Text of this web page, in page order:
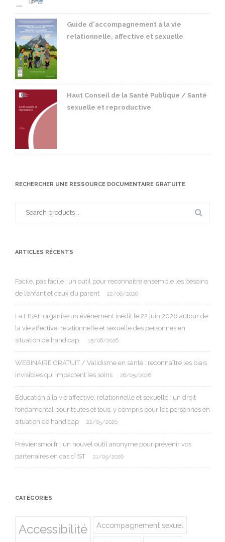
Guide d'accompagnement à la vie
relationnelle, affective et sexuelle
Haut Conseil de la Santé Publique / Santé
sexuelle et reproductive
RECHERCHER UNE RESSOURCE DOCUMENTAIRE GRATUITE
ARTICLES RÉCENTS
Facile, pas facile : un outil pour reconnaître ensemble les besoins
de l’enfant et ceux du parent
22/06/2026
La FISAF organise un événement inédit le 22 juin 2026 autour de
la vie affective, relationnelle et sexuelle des personnes en
situation de handicap.
15/06/2026
WEBINAIRE GRATUIT / Validisme en santé : reconnaître les biais
invisibles qui impactent les soins
26/05/2026
Éducation à la vie affective, relationnelle et sexuelle : un droit
fondamental pour toutes et tous, y compris pour les personnes en
situation de handicap
22/05/2026
Préviensmoi.fr : un nouvel outil anonyme pour prévenir vos
partenaires en cas d’IST
21/05/2026
CATÉGORIES
Accessibilité Accompagnement sexuel